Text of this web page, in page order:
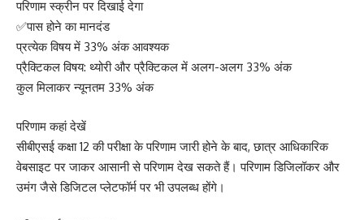
परिणाम स्क्रीन पर दिखाई देगा
✅पास होने का मानदंड
प्रत्येक विषय में 33% अंक आवश्यक
प्रैक्टिकल विषय: थ्योरी और प्रैक्टिकल में अलग-अलग 33% अंक
कुल मिलाकर न्यूनतम 33% अंक
परिणाम कहां देखें
सीबीएसई कक्षा 12 की परीक्षा के परिणाम जारी होने के बाद, छात्र आधिकारिक
वेबसाइट पर जाकर आसानी से परिणाम देख सकते हैं। परिणाम डिजिलॉकर और
उमंग जैसे डिजिटल प्लेटफॉर्म पर भी उपलब्ध होंगे।